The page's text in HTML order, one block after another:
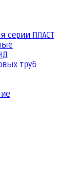
серии ПЛАСТ
труб